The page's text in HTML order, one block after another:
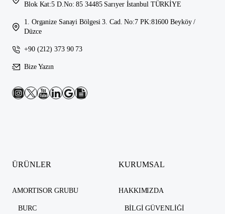
Blok Kat:5 D.No: 85 34485 Sarıyer İstanbul TÜRKİYE
1. Organize Sanayi Bölgesi 3. Cad. No:7 PK:81600 Beyköy /
Düzce
+90 (212) 373 90 73
Bize Yazın
ÜRÜNLER
AMORTISOR GRUBU
BURC
KURUMSAL
HAKKIMIZDA
BILGI GÜVENLIĞI